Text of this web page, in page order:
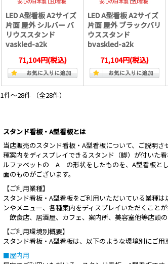
LED A型看板 A2サイズ
片面 屋外 シルバー バ
リウススタンド
vaskled-a2k
71,104円(税込)
LED A型看板 A2サイズ
片面 屋外 ブラックバリ
ウススタンド
bvaskled-a2k
71,104円(税込)
1件～28件 （全28件）
スタンド看板・A型看板とは
当店販売のスタンド看板・A型看板について、ご説明
種案内をディスプレイできるスタンド（脚）が付いた
ルファベットの A の形状をしたものを、A型看板と
面のものがございます。
【ご利用業種】
スタンド看板・A型看板をご利用いただいている業種
ンやメニュー、各種案内をディスプレイいただくことが
飲食店、居酒屋、カフェ、案内所、美容室他等店頭
【ご利用環境別概要】
スタンド看板・A型看板は、以下のような環境別にご用
■屋内用